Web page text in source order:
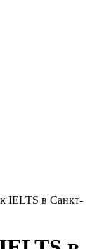
IELTS в Санкт-